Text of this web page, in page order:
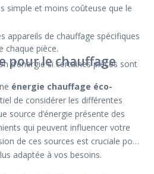
simple et moins coûteuse que le
appareils de chauffage spécifiques
chaque pièce.
d’énergie si certaines pièces sont
pour le chauffage
énergie chauffage éco-
de considérer les différentes
source d’énergie présente des
qui peuvent influencer votre
de ces sources est cruciale pour
adaptée à vos besoins.